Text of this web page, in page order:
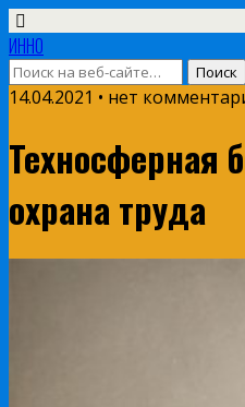
ИННО
14.04.2021 • нет
Техносферная
охрана труда